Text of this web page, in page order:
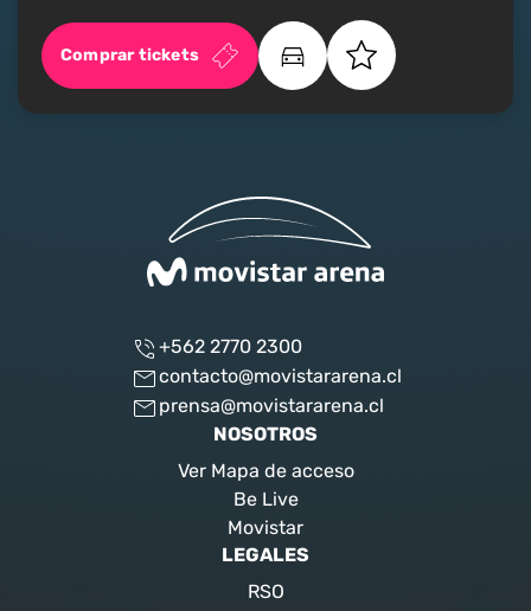
Comprar tickets
+562 2770 2300
contacto@movistararena.cl
prensa@movistararena.cl
NOSOTROS
Ver Mapa de acceso
Be Live
Movistar
LEGALES
RSO